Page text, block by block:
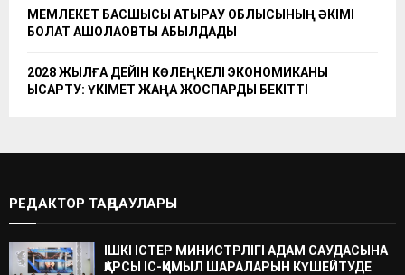
МЕМЛЕКЕТ БАСШЫСЫ АТЫРАУ ОБЛЫСЫНЫҢ ӘКІМІ
БОЛАТ АҚШОЛАҚОВТЫ ҚАБЫЛДАДЫ
2028 ЖЫЛҒА ДЕЙІН КӨЛЕҢКЕЛІ ЭКОНОМИКАНЫ
ҚЫСҚАРТУ: ҮКІМЕТ ЖАҢА ЖОСПАРДЫ БЕКІТТІ
РЕДАКТОР ТАҢДАУЛАРЫ
ІШКІ ІСТЕР МИНИСТРЛІГІ АДАМ САУДАСЫНА
ҚАРСЫ ІС-ҚИМЫЛ ШАРАЛАРЫН КҮШЕЙТУДЕ